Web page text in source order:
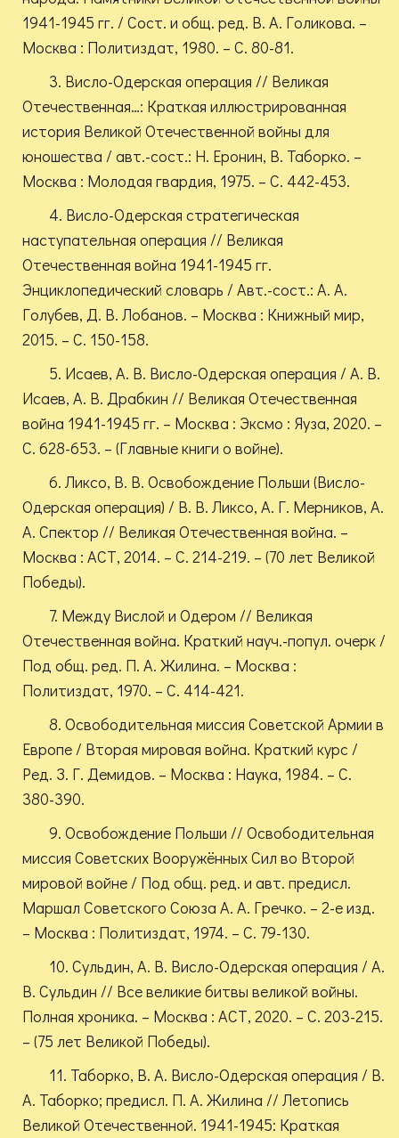
1941-1945 гг. / Сост. и общ. ред. В. А. Голикова. –
Москва : Политиздат, 1980. – С. 80-81.
3. Висло-Одерская операция // Великая
Отечественная…: Краткая иллюстрированная
история Великой Отечественной войны для
юношества / авт.-сост.: Н. Еронин, В. Таборко. –
Москва : Молодая гвардия, 1975. – С. 442-453.
4. Висло-Одерская стратегическая
наступательная операция // Великая
Отечественная война 1941-1945 гг.
Энциклопедический словарь / Авт.-сост.: А. А.
Голубев, Д. В. Лобанов. – Москва : Книжный мир,
2015. – С. 150-158.
5. Исаев, А. В. Висло-Одерская операция / А. В.
Исаев, А. В. Драбкин // Великая Отечественная
война 1941-1945 гг. – Москва : Эксмо : Яуза, 2020. –
С. 628-653. – (Главные книги о войне).
6. Ликсо, В. В. Освобождение Польши (Висло-
Одерская операция) / В. В. Ликсо, А. Г. Мерников, А.
А. Спектор // Великая Отечественная война. –
Москва : АСТ, 2014. – С. 214-219. – (70 лет Великой
Победы).
7. Между Вислой и Одером // Великая
Отечественная война. Краткий науч.-попул. очерк /
Под общ. ред. П. А. Жилина. – Москва :
Политиздат, 1970. – С. 414-421.
8. Освободительная миссия Советской Армии в
Европе / Вторая мировая война. Краткий курс /
Ред. З. Г. Демидов. – Москва : Наука, 1984. – С.
380-390.
9. Освобождение Польши // Освободительная
миссия Советских Вооружённых Сил во Второй
мировой войне / Под общ. ред. и авт. предисл.
Маршал Советского Союза А. А. Гречко. – 2-е изд.
– Москва : Политиздат, 1974. – С. 79-130.
10. Сульдин, А. В. Висло-Одерская операция / А.
В. Сульдин // Все великие битвы великой войны.
Полная хроника. – Москва : АСТ, 2020. – С. 203-215.
– (75 лет Великой Победы).
11. Таборко, В. А. Висло-Одерская операция / В.
А. Таборко; предисл. П. А. Жилина // Летопись
Великой Отечественной. 1941-1945: Краткая